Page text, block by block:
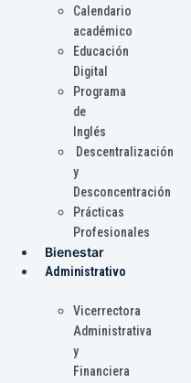
Calendario
académico
Educación
Digital
Programa
de
Inglés
Descentralización
y
Desconcentración
Prácticas
Profesionales
Bienestar
Administrativo
Vicerrectora
Administrativa
y
Financiera